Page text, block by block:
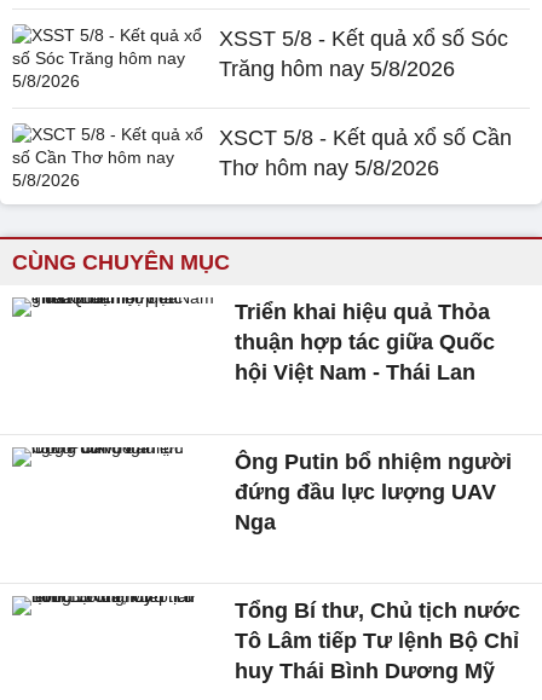
XSST 5/8 - Kết quả xổ số Sóc
Trăng hôm nay 5/8/2026
XSCT 5/8 - Kết quả xổ số Cần
Thơ hôm nay 5/8/2026
CÙNG CHUYÊN MỤC
Triển khai hiệu quả Thỏa
thuận hợp tác giữa Quốc
hội Việt Nam - Thái Lan
Ông Putin bổ nhiệm người
đứng đầu lực lượng UAV
Nga
Tổng Bí thư, Chủ tịch nước
Tô Lâm tiếp Tư lệnh Bộ Chỉ
huy Thái Bình Dương Mỹ